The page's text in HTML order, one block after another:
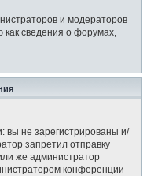
и модераторов
сведения о форумах,
вы не зарегистрированы и/
запретил отправку
же администратор
конференции